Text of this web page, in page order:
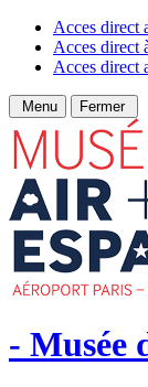
Acces direct
Acces direct
Acces direct
Menu Fermer
- Musée